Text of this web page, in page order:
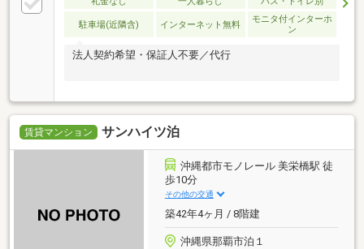
駐車場(近隣含) インターネット無料
モニタ付インターホ
ン
法人契約希望・保証人不要／代行
賃貸マンション サンハイツ泊
沖縄都市モノレール 美栄橋駅 徒
歩10分
その他の交通
築42年4ヶ月 / 8階建
沖縄県那覇市泊１